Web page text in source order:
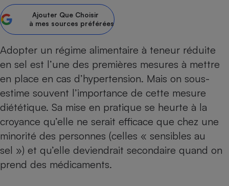
Ajouter Que Choisir
à mes sources préférées
Adopter un régime alimentaire à teneur réduite
en sel est l’une des premières mesures à mettre
en place en cas d’hypertension. Mais on sous-
estime souvent l’importance de cette mesure
diététique. Sa mise en pratique se heurte à la
croyance qu’elle ne serait efficace que chez une
minorité des personnes (celles « sensibles au
sel ») et qu’elle deviendrait secondaire quand on
prend des médicaments.
bouteille
Assurance emprunteur
Lave-linge
Téléviseur
Matelas
Antimoustique